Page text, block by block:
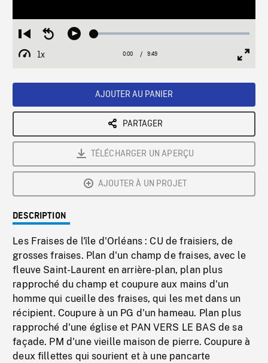
Restart
from
beginning
Seek
Play Loaded:
1x
Playback
Current
0:00 / Duration
9:49
AJOUTER AU PANIER
PARTAGER
TÉLÉCHARGER UN APERÇU
AJOUTER À UN PROJET
DESCRIPTION
Les Fraises de l'île d'Orléans : CU de fraisiers, de
grosses fraises. Plan d'un champ de fraises, avec le
fleuve Saint-Laurent en arrière-plan, plan plus
rapproché du champ et coupure aux mains d'un
homme qui cueille des fraises, qui les met dans un
récipient. Coupure à un PG d'un hameau. Plan plus
rapproché d'une église et PAN VERS LE BAS de sa
façade. PM d'une vieille maison de pierre. Coupure à
deux fillettes qui sourient et à une pancarte